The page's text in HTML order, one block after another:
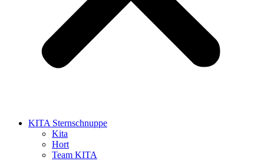
KITA Sternschnuppe
Kita
Hort
Team KITA